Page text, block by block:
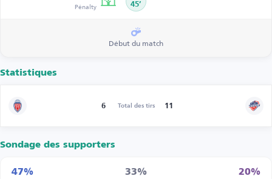
Pénalty 45’
Début du match
Statistiques
6 Total des tirs 11
Sondage des supporters
47% 33% 20%